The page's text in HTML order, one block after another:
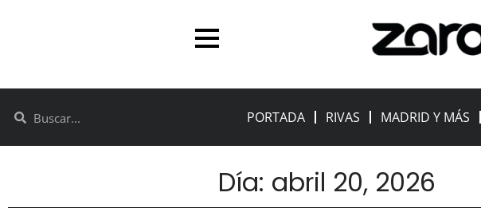
PORTADA RIVAS MADRID Y MÁS
Día: abril 20, 2026